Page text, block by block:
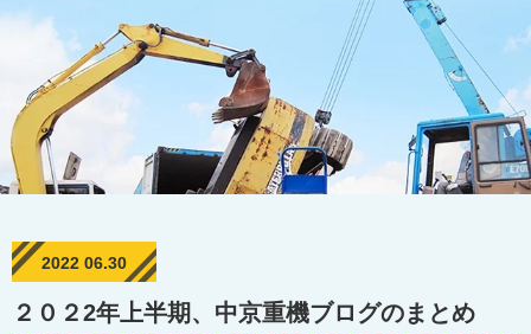
2022 06.30
２０２2年上半期、中京重機ブログのまとめ